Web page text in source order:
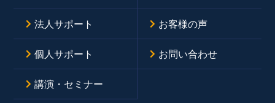
法人サポート
個人サポート
講演・セミナー
お客様の声
お問い合わせ